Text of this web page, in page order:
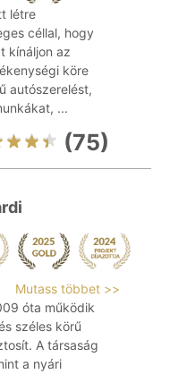
létre
céllal, hogy
kínáljon az
köre
autószerelést,
...
(75)
Mutass többet >>
óta működik
széles körű
A társaság
a nyári